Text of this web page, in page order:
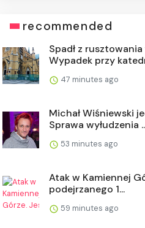
recommended
Spadł z
Wypadek przy
47 minutes ago
Michał Wiśniewski
Sprawa wyłudzenia
53 minutes ago
Atak w Kamiennej
podejrzanego 1...
59 minutes ago